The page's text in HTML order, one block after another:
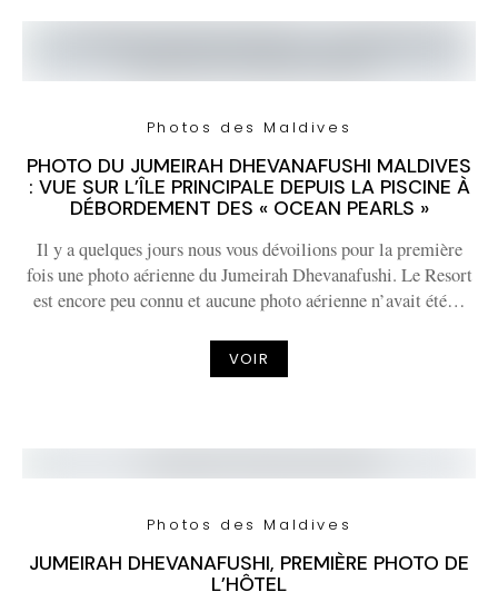
Photos des Maldives
PHOTO DU JUMEIRAH DHEVANAFUSHI MALDIVES
: VUE SUR L’ÎLE PRINCIPALE DEPUIS LA PISCINE À
DÉBORDEMENT DES « OCEAN PEARLS »
Il y a quelques jours nous vous dévoilions pour la première
fois une photo aérienne du Jumeirah Dhevanafushi. Le Resort
est encore peu connu et aucune photo aérienne n’avait été…
VOIR
Photos des Maldives
JUMEIRAH DHEVANAFUSHI, PREMIÈRE PHOTO DE
L’HÔTEL